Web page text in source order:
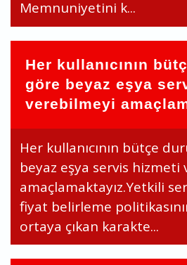
Memnuniyetini k...
Her kullanıcının
göre beyaz eşya
verebilmeyi
Her kullanıcının bütçe
beyaz eşya servis hizmeti
amaçlamaktayız.Yetkili
fiyat belirleme
ortaya çıkan karakte...